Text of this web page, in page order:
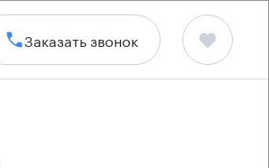
Заказать звонок